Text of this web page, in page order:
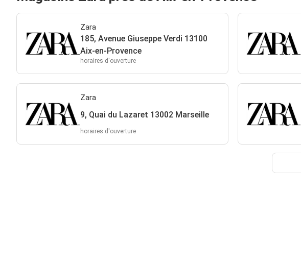
Zara
185, Avenue Giuseppe Verdi 13100
Aix-en-Provence
horaires d'ouverture
Zara
9, Quai du Lazaret 13002 Marseille
horaires d'ouverture